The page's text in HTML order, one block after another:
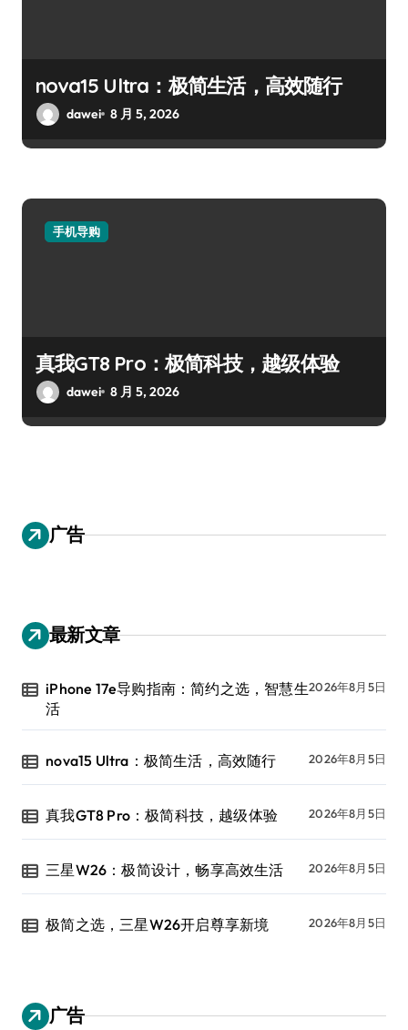
nova15 Ultra：极简生活，高效随行
dawei 8 月 5, 2026
手机导购
真我GT8 Pro：极简科技，越级体验
dawei 8 月 5, 2026
广告
最新文章
iPhone 17e导购指南：简约之选，智慧生
活
2026年8月5日
nova15 Ultra：极简生活，高效随行 2026年8月5日
真我GT8 Pro：极简科技，越级体验 2026年8月5日
三星W26：极简设计，畅享高效生活 2026年8月5日
极简之选，三星W26开启尊享新境 2026年8月5日
广告